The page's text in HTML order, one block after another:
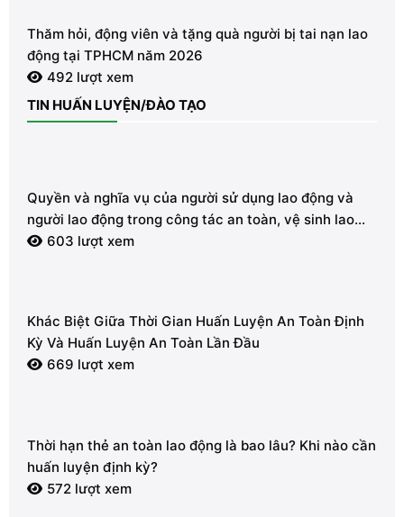
Thăm hỏi, động viên và tặng quà người bị tai nạn lao
động tại TPHCM năm 2026
492 lượt xem
TIN HUẤN LUYỆN/ĐÀO TẠO
Quyền và nghĩa vụ của người sử dụng lao động và
người lao động trong công tác an toàn, vệ sinh lao
động603 lượt xem
Khác Biệt Giữa Thời Gian Huấn Luyện An Toàn Định
Kỳ Và Huấn Luyện An Toàn Lần Đầu
669 lượt xem
Thời hạn thẻ an toàn lao động là bao lâu? Khi nào cần
huấn luyện định kỳ?
572 lượt xem